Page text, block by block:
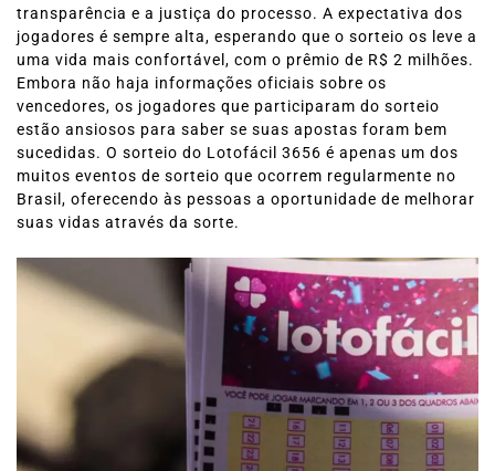
transparência e a justiça do processo. A expectativa dos
jogadores é sempre alta, esperando que o sorteio os leve a
uma vida mais confortável, com o prêmio de R$ 2 milhões.
Embora não haja informações oficiais sobre os
vencedores, os jogadores que participaram do sorteio
estão ansiosos para saber se suas apostas foram bem
sucedidas. O sorteio do Lotofácil 3656 é apenas um dos
muitos eventos de sorteio que ocorrem regularmente no
Brasil, oferecendo às pessoas a oportunidade de melhorar
suas vidas através da sorte.